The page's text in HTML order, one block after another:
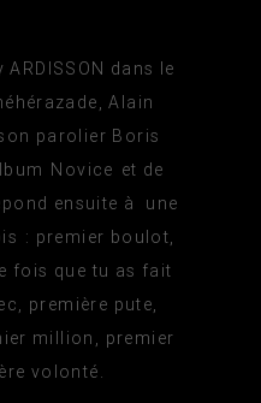
dans le
Alain
parolier Boris
Novice et de
ensuite à une
: premier boulot,
fois que tu as fait
première pute,
million, premier
volonté.